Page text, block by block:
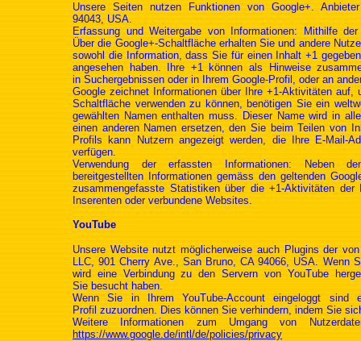
Unsere Seiten nutzen Funktionen von Google+.
94043, USA.
Erfassung und Weitergabe von Informationen: Mithilfe
Über die Google+-Schaltfläche erhalten Sie und andere
sowohl die Information, dass Sie für einen Inhalt +1
angesehen haben. Ihre +1 können als Hinweise
in Suchergebnissen oder in Ihrem Google-Profil, oder an
Google zeichnet Informationen über Ihre +1-Aktivitäten
Schaltfläche verwenden zu können, benötigen Sie ein
gewählten Namen enthalten muss. Dieser Name wird in
einen anderen Namen ersetzen, den Sie beim Teilen von
Profils kann Nutzern angezeigt werden, die Ihre E-Mail-
verfügen.
Verwendung der erfassten Informationen: Neben
bereitgestellten Informationen gemäss den geltenden
zusammengefasste Statistiken über die +1-Aktivitäten
Inserenten oder verbundene Websites.
YouTube
Unsere Website nutzt möglicherweise auch Plugins der
LLC, 901 Cherry Ave., San Bruno, CA 94066, USA. Wenn
wird eine Verbindung zu den Servern von YouTube
Sie besucht haben.
Wenn Sie in Ihrem YouTube-Account eingeloggt sind
Profil zuzuordnen. Dies können Sie verhindern, indem Sie
Weitere Informationen zum Umgang von
https://www.google.de/intl/de/policies/privacy